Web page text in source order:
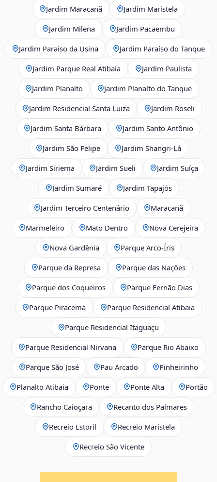
Jardim Maracanã Jardim Maristela
Jardim Milena Jardim Pacaembu
Jardim Paraíso da Usina Jardim Paraíso do Tanque
Jardim Parque Real Atibaia Jardim Paulista
Jardim Planalto Jardim Planalto do Tanque
Jardim Residencial Santa Luiza Jardim Roseli
Jardim Santa Bárbara Jardim Santo Antônio
Jardim São Felipe Jardim Shangri-Lá
Jardim Siriema Jardim Sueli Jardim Suíça
Jardim Sumaré Jardim Tapajós
Jardim Terceiro Centenário Maracanã
Marmeleiro Mato Dentro Nova Cerejeira
Nova Gardênia Parque Arco-Íris
Parque da Represa Parque das Nações
Parque dos Coqueiros Parque Fernão Dias
Parque Piracema Parque Residencial Atibaia
Parque Residencial Itaguaçu
Parque Residencial Nirvana Parque Rio Abaixo
Parque São José Pau Arcado Pinheirinho
Planalto Atibaia Ponte Ponte Alta Portão
Rancho Caioçara Recanto dos Palmares
Recreio Estoril Recreio Maristela
Recreio São Vicente